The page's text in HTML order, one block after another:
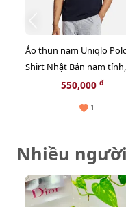
Áo thun nam Uniqlo
Shirt Nhật Bản nam tính,
Navy size M550,000 đ
1
Nhiều